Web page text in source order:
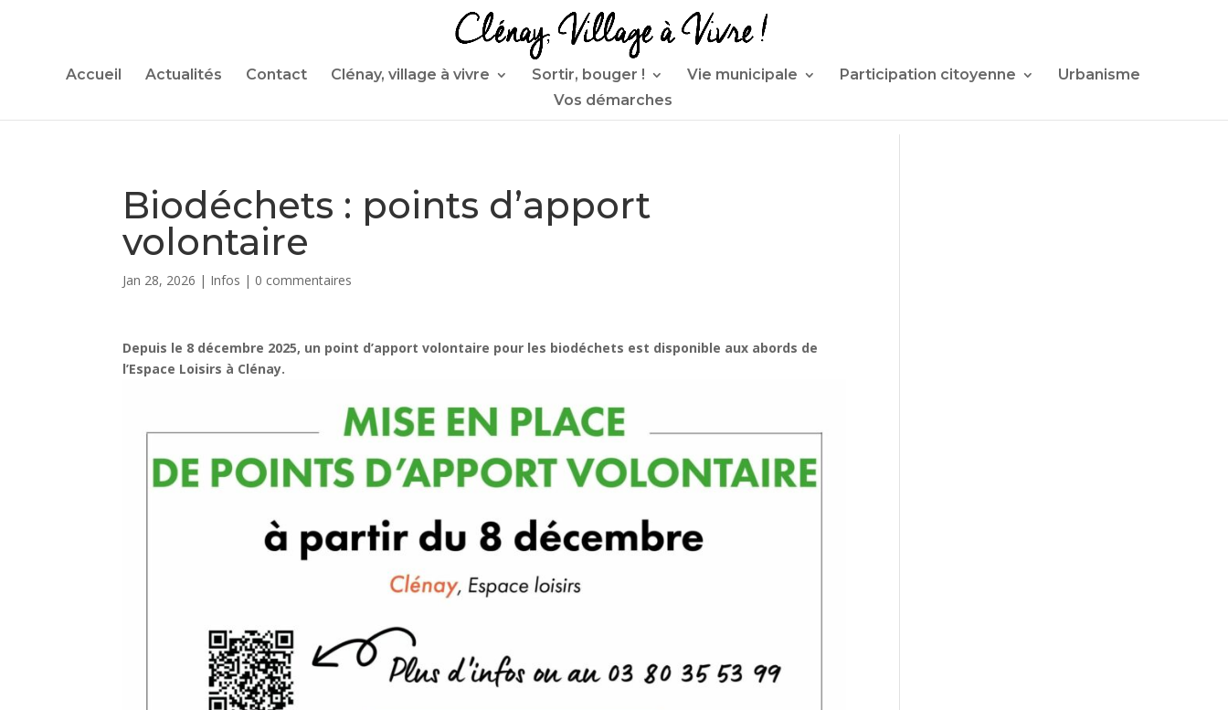
Accueil Actualités Contact Clénay, village à vivre Sortir, bouger ! Vie municipale Participation citoyenne
Urbanisme
Vos démarches
Biodéchets : points d’apport
volontaire
Jan 28, 2026 | Infos | 0 commentaires
Depuis le 8 décembre 2025, un point d’apport volontaire pour les biodéchets est disponible aux abords de
l’Espace Loisirs à Clénay.